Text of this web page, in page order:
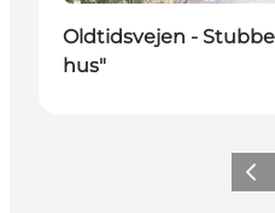
Oldtidsvejen -
hus"